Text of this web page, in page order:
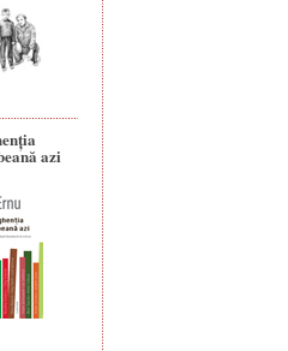
azi